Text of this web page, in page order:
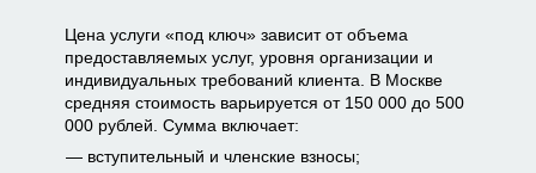
Цена услуги «под ключ» зависит от объема
предоставляемых услуг, уровня организации и
индивидуальных требований клиента. В Москве
средняя стоимость варьируется от 150 000 до 500
000 рублей. Сумма включает:
вступительный и членские взносы;